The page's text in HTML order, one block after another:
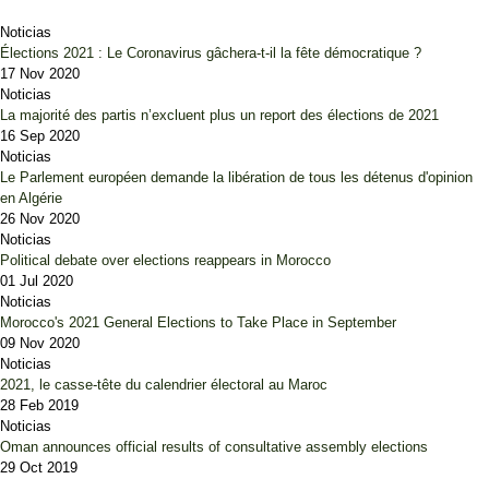
Noticias
Élections 2021 : Le Coronavirus gâchera-t-il la fête démocratique ?
17 Nov 2020
Noticias
La majorité des partis n’excluent plus un report des élections de 2021
16 Sep 2020
Noticias
Le Parlement européen demande la libération de tous les détenus d'opinion
en Algérie
26 Nov 2020
Noticias
Political debate over elections reappears in Morocco
01 Jul 2020
Noticias
Morocco's 2021 General Elections to Take Place in September
09 Nov 2020
Noticias
2021, le casse-tête du calendrier électoral au Maroc
28 Feb 2019
Noticias
Oman announces official results of consultative assembly elections
29 Oct 2019